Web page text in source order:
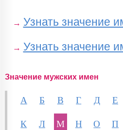
→ Узнать значение
→ Узнать значение
Значение мужских имен
А Б В Г Д Е
К
Л М Н О П